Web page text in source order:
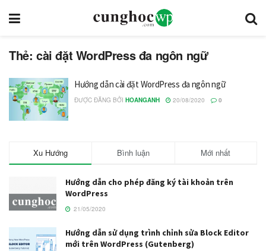
Thẻ: cài đặt WordPress đa ngôn ngữ
Hướng dẫn cài đặt WordPress đa ngôn ngữ
ĐƯỢC ĐĂNG BỞI HOANGANH 20/08/2020 0
Xu Hướng Bình luận Mới nhất
Hướng dẫn cho phép đăng ký tài khoản trên
WordPress
21/05/2020
Hướng dẫn sử dụng trình chỉnh sửa Block Editor
mới trên WordPress (Gutenberg)